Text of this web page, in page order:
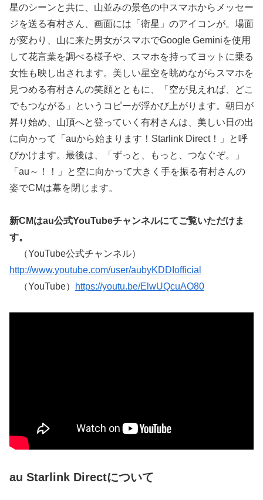
星のシーンと共に、山並みの景色の中スマホからメッセー
ジを送る有村さん、画面には「衛星」のアイコンが。場面
が変わり、山に来た男女がスマホでGoogle Geminiを使用
して花言葉を調べる様子や、スマホを持ってヨットに乗る
女性も映し出されます。美しい星空を眺めながらスマホを
見つめる有村さんの笑顔とともに、「空が見えれば、どこ
でもつながる」というコピーが浮かび上がります。朝日が
昇り始め、山頂へと登っていく有村さんは、美しい日の出
に向かって「auから始まります！Starlink Direct！」と呼
びかけます。最後は、「ずっと、もっと、つなぐぞ。」
「au～！！」と空に向かって大きく手を振る有村さんの
姿でCMは幕を閉じます。
新CMはau公式YouTubeチャンネルにてご覧いただけま
す。
（YouTube公式チャンネル）
http://www.youtube.com/user/aubyKDDIofficial
（YouTube）
https://youtu.be/ElwUQcuAO80
au Starlink Directについて